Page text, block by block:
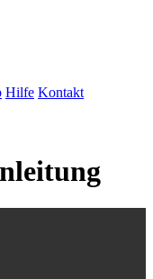
Hilfe Kontakt